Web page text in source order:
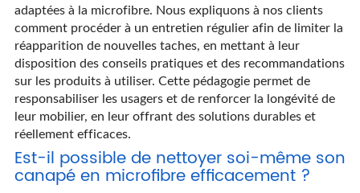
adaptées à la microfibre. Nous expliquons à nos clients
comment procéder à un entretien régulier afin de limiter la
réapparition de nouvelles taches, en mettant à leur
disposition des conseils pratiques et des recommandations
sur les produits à utiliser. Cette pédagogie permet de
responsabiliser les usagers et de renforcer la longévité de
leur mobilier, en leur offrant des solutions durables et
réellement efficaces.
Est-il possible de nettoyer soi-même son
canapé en microfibre efficacement ?